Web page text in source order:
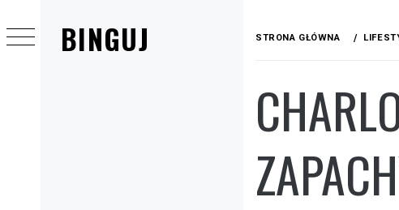
BINGUJ
do
treści
STRONA GŁÓWNA